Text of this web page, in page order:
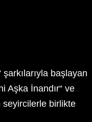
başlayan
Aşka İnandır“ ve
seyircilerle birlikte